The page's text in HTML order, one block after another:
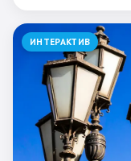
ИНТЕРАКТИВ